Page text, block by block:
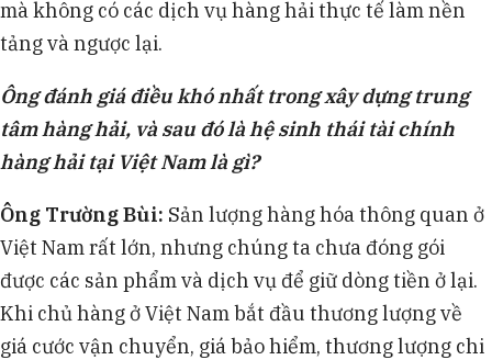
mà không có các dịch vụ hàng hải thực tế làm nền
tảng và ngược lại.
Ông đánh giá điều khó nhất trong xây dựng trung
tâm hàng hải, và sau đó là hệ sinh thái tài chính
hàng hải tại Việt Nam là gì?
Ông Trường Bùi: Sản lượng hàng hóa thông quan ở
Việt Nam rất lớn, nhưng chúng ta chưa đóng gói
được các sản phẩm và dịch vụ để giữ dòng tiền ở lại.
Khi chủ hàng ở Việt Nam bắt đầu thương lượng về
giá cước vận chuyển, giá bảo hiểm, thương lượng chi